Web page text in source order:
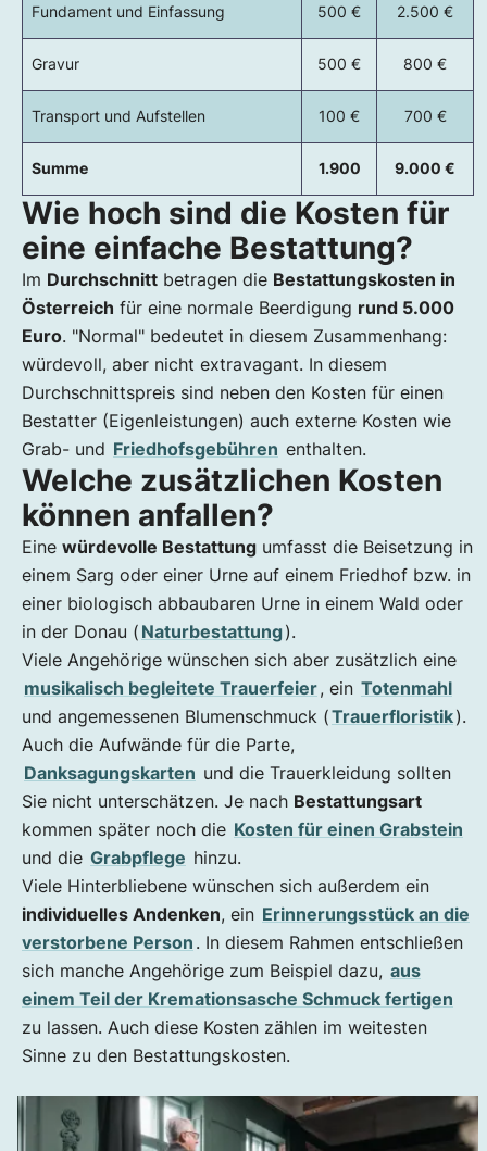
Fundament und Einfassung 500 € 2.500 €
Gravur 500 € 800 €
Transport und Aufstellen 100 € 700 €
Summe 1.900 9.000 €
Wie hoch sind die Kosten für
eine einfache Bestattung?
Im Durchschnitt betragen die Bestattungskosten in
Österreich für eine normale Beerdigung rund 5.000
Euro. "Normal" bedeutet in diesem Zusammenhang:
würdevoll, aber nicht extravagant. In diesem
Durchschnittspreis sind neben den Kosten für einen
Bestatter (Eigenleistungen) auch externe Kosten wie
Grab- und Friedhofsgebühren enthalten.
Welche zusätzlichen Kosten
können anfallen?
Eine würdevolle Bestattung umfasst die Beisetzung in
einem Sarg oder einer Urne auf einem Friedhof bzw. in
einer biologisch abbaubaren Urne in einem Wald oder
in der Donau ( Naturbestattung).
Viele Angehörige wünschen sich aber zusätzlich eine
musikalisch begleitete Trauerfeier, ein Totenmahl
und angemessenen Blumenschmuck (Trauerfloristik).
Auch die Aufwände für die Parte,
Danksagungskarten und die Trauerkleidung sollten
Sie nicht unterschätzen. Je nach Bestattungsart
kommen später noch die Kosten für einen Grabstein
und die Grabpflege hinzu.
Viele Hinterbliebene wünschen sich außerdem ein
individuelles Andenken, ein Erinnerungsstück an die
verstorbene Person . In diesem Rahmen entschließen
sich manche Angehörige zum Beispiel dazu, aus
einem Teil der Kremationsasche Schmuck fertigen
zu lassen. Auch diese Kosten zählen im weitesten
Sinne zu den Bestattungskosten.